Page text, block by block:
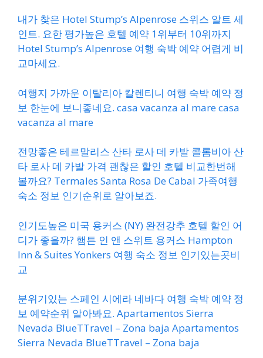
내가 찾은 Hotel Stump’s Alpenrose 스위스 알트 세
인트. 요한 평가높은 호텔 예약 1위부터 10위까지
Hotel Stump’s Alpenrose 여행 숙박 예약 어렵게 비
교마세요.
여행지 가까운 이탈리아 칼렌티니 여행 숙박 예약 정
보 한눈에 보니좋네요. casa vacanza al mare casa
vacanza al mare
전망좋은 테르말리스 산타 로사 데 카발 콜롬비아 산
타 로사 데 카발 가격 괜찮은 할인 호텔 비교한번해
볼까요? Termales Santa Rosa De Cabal 가족여행
숙소 정보 인기순위로 알아보죠.
인기도높은 미국 용커스 (NY) 완전강추 호텔 할인 어
디가 좋을까? 햄튼 인 앤 스위트 용커스 Hampton
Inn & Suites Yonkers 여행 숙소 정보 인기있는곳비
교
분위기있는 스페인 시에라 네바다 여행 숙박 예약 정
보 예약순위 알아봐요. Apartamentos Sierra
Nevada BlueTTravel – Zona baja Apartamentos
Sierra Nevada BlueTTravel – Zona baja